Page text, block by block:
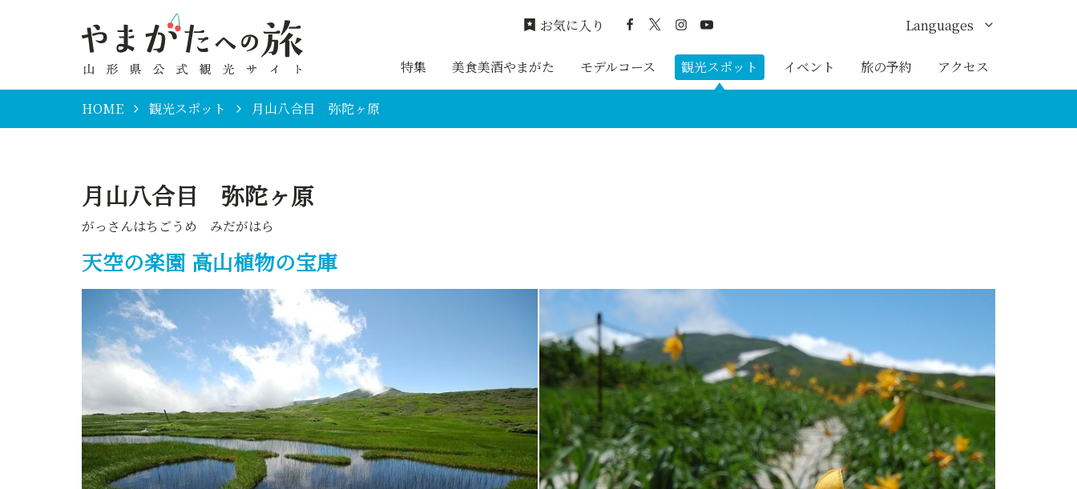
特集 美食美酒やまがた モデルコース 観光スポット イベント 旅の予約 アクセス
お気に入り Languages
English
HOME 観光スポット 月山八合目 弥陀ヶ原
月山八合目 弥陀ヶ原
がっさんはちごうめ みだがはら
天空の楽園 高山植物の宝庫